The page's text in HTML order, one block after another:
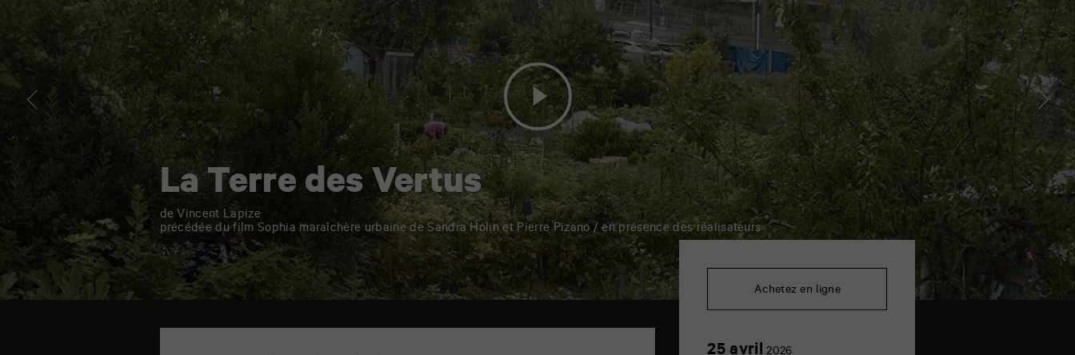
La Terre des Vertus
de Vincent Lapize
précédée du film Sophia maraîchère urbaine de Sandra Holin et Pierre Pizano / en présence des réalisateurs
Achetez en ligne